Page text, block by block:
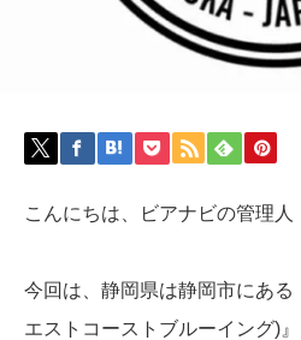
こんにちは、ビアナビの管理人
今回は、静岡県は静岡市にある
エストコーストブルーイング)』